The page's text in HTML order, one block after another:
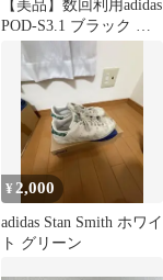
【美品】数回利用adidas
POD-S3.1 ブラック ス
ニーカーランニング
¥ 2,000
adidas Stan Smith ホワイ
ト グリーン